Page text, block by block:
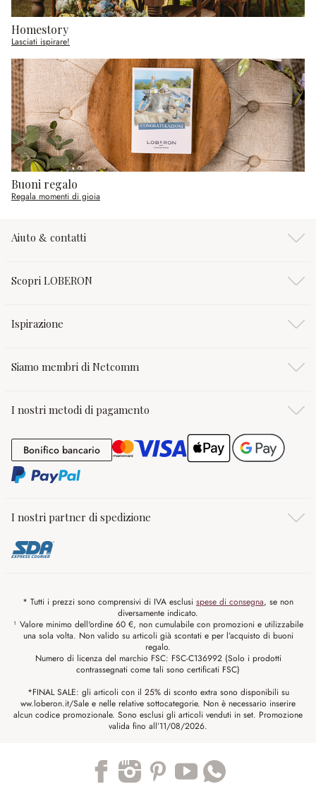
Homestory
Lasciati ispirare!
Buoni regalo
Regala momenti di gioia
Aiuto & contatti
Scopri LOBERON
Ispirazione
Siamo membri di Netcomm
I nostri metodi di pagamento
Bonifico bancarioBonifico bancario
I nostri partner di spedizione
* Tutti i prezzi sono comprensivi di IVA esclusi spese di consegna, se non
diversamente indicato.
¹ Valore minimo dell'ordine 60 €, non cumulabile con promozioni e utilizzabile
una sola volta. Non valido su articoli già scontati e per l’acquisto di buoni
regalo.
Numero di licenza del marchio FSC: FSC-C136992 (Solo i prodotti
contrassegnati come tali sono certificati FSC)
*FINAL SALE: gli articoli con il 25% di sconto extra sono disponibili su
ww.loberon.it/Sale e nelle relative sottocategorie. Non è necessario inserire
alcun codice promozionale. Sono esclusi gli articoli venduti in set. Promozione
valida fino all’11/08/2026.